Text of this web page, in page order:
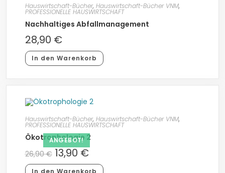
Hauswirtschaft-Bücher, Hauswirtschaft-Bücher VNM,
PROFESSIONELLE HAUSWIRTSCHAFT
Nachhaltiges Abfallmanagement
28,90 €
In den Warenkorb
ANGEBOT!
Hauswirtschaft-Bücher, Hauswirtschaft-Bücher VNM,
PROFESSIONELLE HAUSWIRTSCHAFT
Ökotrophologie 2
26,90€ 13,90 €